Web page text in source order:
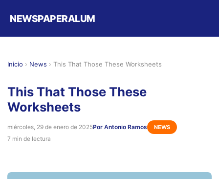
NEWSPAPERALUM
Inicio › News › This That Those These Worksheets
This That Those These
Worksheets
miércoles, 29 de enero de 2025Por Antonio Ramos NEWS
7 min de lectura